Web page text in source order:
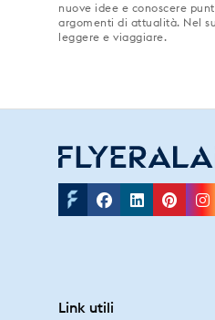
nuove idee e conoscere
argomenti di attualità. Nel
leggere e viaggiare.
Facebook
Linkedin
Link utili